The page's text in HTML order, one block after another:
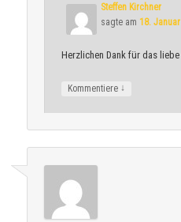
Steffen Kirchner
sagte am 18.
Herzlichen Dank für das
Kommentiere ↓